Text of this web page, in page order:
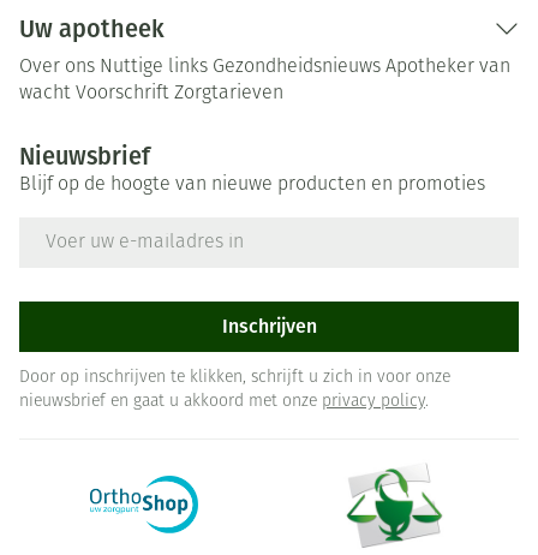
Uw apotheek
Over ons Nuttige links Gezondheidsnieuws Apotheker van
wacht Voorschrift Zorgtarieven
Nieuwsbrief
Blijf op de hoogte van nieuwe producten en promoties
Inschrijven
Door op inschrijven te klikken, schrijft u zich in voor onze
nieuwsbrief en gaat u akkoord met onze privacy policy.